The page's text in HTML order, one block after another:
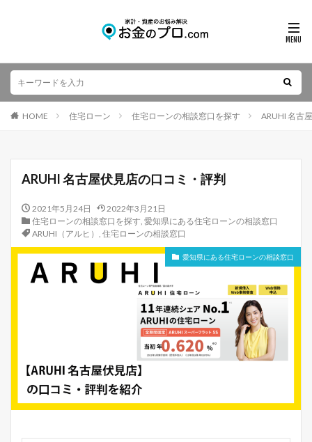
HOME 住宅ローン 住宅ローンの相談窓口を探す ARUHI 名古
ARUHI 名古屋伏見店の口コミ・評判
2021年5月24日
2022年3月21日
住宅ローンの相談窓口を探す, 愛知県にある住宅ローンの相談窓口
ARUHI（アルヒ） , 住宅ローンの相談窓口
愛知県にある住宅ローンの相談窓口